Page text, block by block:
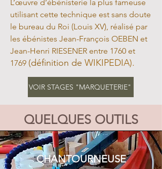
L’œuvre d’ébénisterie la plus fameuse
utilisant cette technique est sans doute
le bureau du Roi (Louis XV), réalisé par
les ébénistes Jean-François OEBEN et
Jean-Henri RIESENER entre 1760 et
1769 (définition de WIKIPEDIA).
VOIR STAGES "MARQUETERIE"
QUELQUES OUTILS
CHANTOURNEUSE